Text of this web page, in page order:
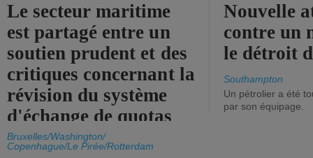
Le secteur maritime
est partagé entre un
soutien prudent et des
critiques concernant la
révision du système
d'échange de quotas
d'émission de l'UE.
Bruxelles/Washington/
Copenhague/Le Pirée/Rotterdam
Nouvelle
contre un
le détroit
Southampton
Un pétrolier a été
par son équipage.